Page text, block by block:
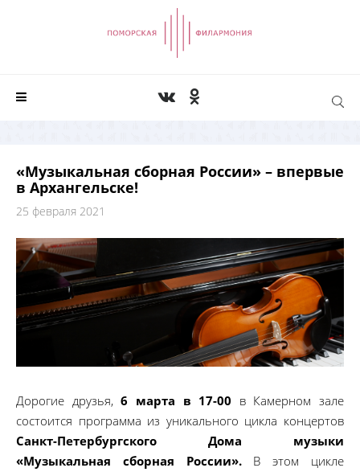
«Музыкальная сборная России» – впервые
в Архангельске!
25 февраля 2021
Дорогие друзья,6 марта в 17-00 в Камерном зале
состоится программа из уникального цикла концертов
Санкт-Петербургского Дома музыки
«Музыкальная сборная России».В этом цикле